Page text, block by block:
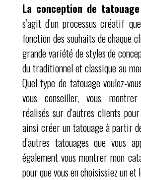
La conception de
s’agit d’un processus créatif
fonction des souhaits de chaque
grande variété de styles de
du traditionnel et classique au
Quel type de tatouage voulez-
vous conseiller, vous
réalisés sur d’autres clients
ainsi créer un tatouage à partir
d’autres tatouages que vous
également vous montrer mon
pour que vous en choisissiez un et